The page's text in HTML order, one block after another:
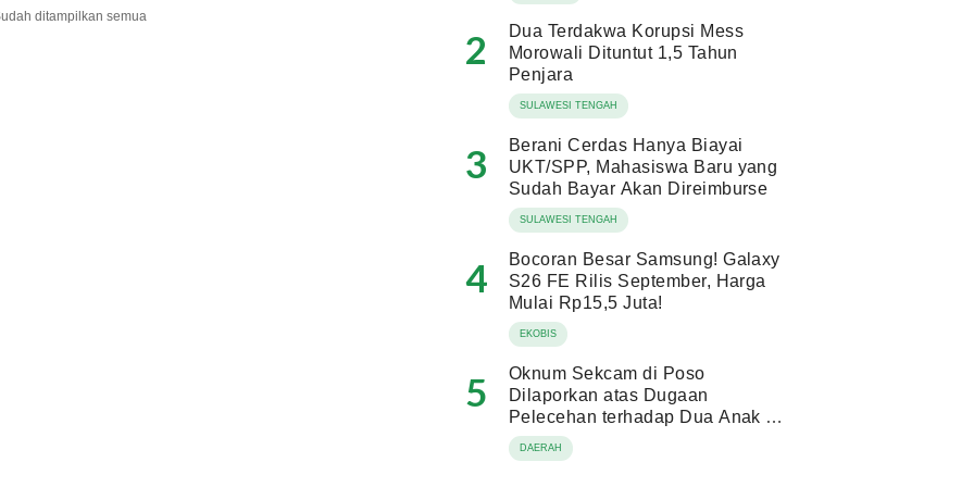
ditampilkan semua
2
Dua Terdakwa Korupsi Mess
Morowali Dituntut 1,5 Tahun
Penjara
SULAWESI TENGAH
3
Berani Cerdas Hanya Biayai
UKT/SPP, Mahasiswa Baru yang
Sudah Bayar Akan Direimburse
SULAWESI TENGAH
4
Bocoran Besar Samsung! Galaxy
S26 FE Rilis September, Harga
Mulai Rp15,5 Juta!
EKOBIS
5
Oknum Sekcam di Poso
Dilaporkan atas Dugaan
Pelecehan terhadap Dua Anak di
Bawah Umur
DAERAH